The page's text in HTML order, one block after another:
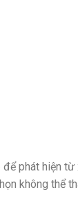
phát hiện
không thể